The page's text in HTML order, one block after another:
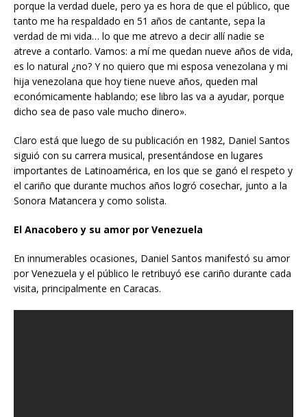
porque la verdad duele, pero ya es hora de que el público, que
tanto me ha respaldado en 51 años de cantante, sepa la
verdad de mi vida… lo que me atrevo a decir allí nadie se
atreve a contarlo. Vamos: a mí me quedan nueve años de vida,
es lo natural ¿no? Y no quiero que mi esposa venezolana y mi
hija venezolana que hoy tiene nueve años, queden mal
económicamente hablando; ese libro las va a ayudar, porque
dicho sea de paso vale mucho dinero».
Claro está que luego de su publicación en 1982, Daniel Santos
siguió con su carrera musical, presentándose en lugares
importantes de Latinoamérica, en los que se ganó el respeto y
el cariño que durante muchos años logró cosechar, junto a la
Sonora Matancera y como solista.
El Anacobero y su amor por Venezuela
En innumerables ocasiones, Daniel Santos manifestó su amor
por Venezuela y el público le retribuyó ese cariño durante cada
visita, principalmente en Caracas.